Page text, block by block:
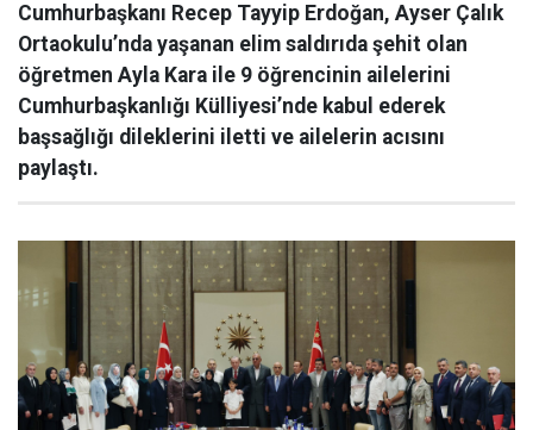
Cumhurbaşkanı Recep Tayyip Erdoğan, Ayser Çalık
Ortaokulu’nda yaşanan elim saldırıda şehit olan
öğretmen Ayla Kara ile 9 öğrencinin ailelerini
Cumhurbaşkanlığı Külliyesi’nde kabul ederek
başsağlığı dileklerini iletti ve ailelerin acısını
paylaştı.